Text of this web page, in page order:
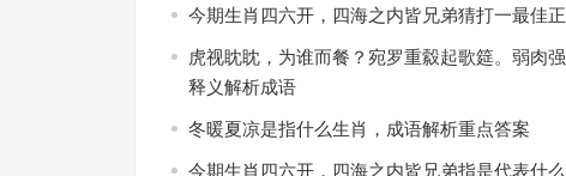
今期生肖四六开，四海之内皆兄弟猜打一最佳
虎视眈眈，为谁而餐？宛罗重縠起歌筵。弱肉
释义解析成语
冬暖夏凉是指什么生肖，成语解析重点答案
今期生肖四六开，四海之内皆兄弟指是代表什